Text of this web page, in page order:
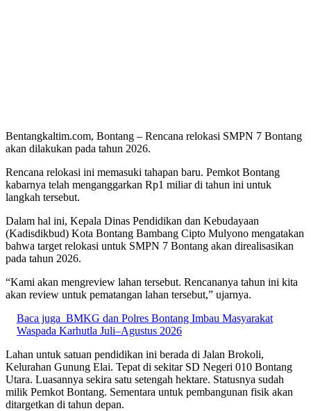
Bentangkaltim.com, Bontang – Rencana relokasi SMPN 7 Bontang
akan dilakukan pada tahun 2026.
Rencana relokasi ini memasuki tahapan baru. Pemkot Bontang
kabarnya telah menganggarkan Rp1 miliar di tahun ini untuk
langkah tersebut.
Dalam hal ini, Kepala Dinas Pendidikan dan Kebudayaan
(Kadisdikbud) Kota Bontang Bambang Cipto Mulyono mengatakan
bahwa target relokasi untuk SMPN 7 Bontang akan direalisasikan
pada tahun 2026.
“Kami akan mengreview lahan tersebut. Rencananya tahun ini kita
akan review untuk pematangan lahan tersebut,” ujarnya.
Baca juga BMKG dan Polres Bontang Imbau Masyarakat
Waspada Karhutla Juli–Agustus 2026
Lahan untuk satuan pendidikan ini berada di Jalan Brokoli,
Kelurahan Gunung Elai. Tepat di sekitar SD Negeri 010 Bontang
Utara. Luasannya sekira satu setengah hektare. Statusnya sudah
milik Pemkot Bontang. Sementara untuk pembangunan fisik akan
ditargetkan di tahun depan.